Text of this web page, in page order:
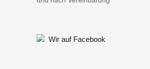
Wir auf Facebook